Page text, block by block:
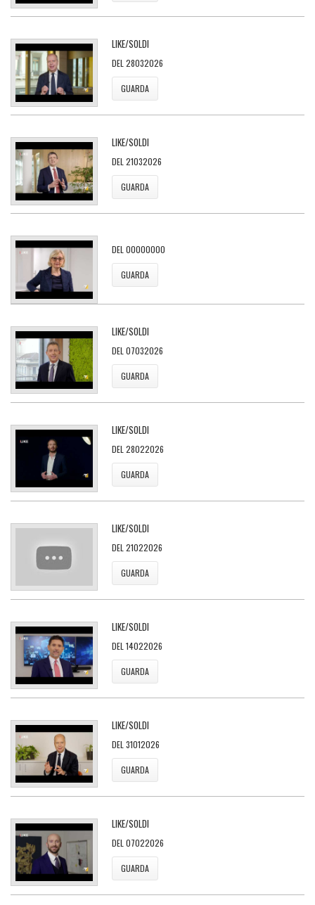
LIKE/SOLDI
DEL 28032026
GUARDA
LIKE/SOLDI
DEL 21032026
GUARDA
DEL 00000000
GUARDA
LIKE/SOLDI
DEL 07032026
GUARDA
LIKE/SOLDI
DEL 28022026
GUARDA
LIKE/SOLDI
DEL 21022026
GUARDA
LIKE/SOLDI
DEL 14022026
GUARDA
LIKE/SOLDI
DEL 31012026
GUARDA
LIKE/SOLDI
DEL 07022026
GUARDA